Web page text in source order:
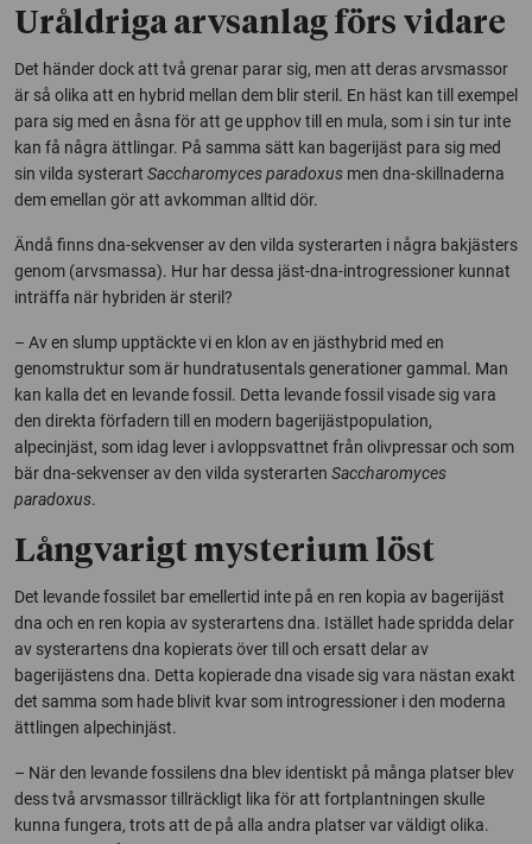
Uråldriga arvsanlag förs vidare
Det händer dock att två grenar parar sig, men att deras arvsmassor
är så olika att en hybrid mellan dem blir steril. En häst kan till exempel
para sig med en åsna för att ge upphov till en mula, som i sin tur inte
kan få några ättlingar. På samma sätt kan bagerijäst para sig med
sin vilda systerart Saccharomyces paradoxus men dna-skillnaderna
dem emellan gör att avkomman alltid dör.
Ändå finns dna-sekvenser av den vilda systerarten i några bakjästers
genom (arvsmassa). Hur har dessa jäst-dna-introgressioner kunnat
inträffa när hybriden är steril?
– Av en slump upptäckte vi en klon av en jästhybrid med en
genomstruktur som är hundratusentals generationer gammal. Man
kan kalla det en levande fossil. Detta levande fossil visade sig vara
den direkta förfadern till en modern bagerijästpopulation,
alpecinjäst, som idag lever i avloppsvattnet från olivpressar och som
bär dna-sekvenser av den vilda systerarten Saccharomyces
paradoxus.
Långvarigt mysterium löst
Det levande fossilet bar emellertid inte på en ren kopia av bagerijäst
dna och en ren kopia av systerartens dna. Istället hade spridda delar
av systerartens dna kopierats över till och ersatt delar av
bagerijästens dna. Detta kopierade dna visade sig vara nästan exakt
det samma som hade blivit kvar som introgressioner i den moderna
ättlingen alpechinjäst.
– När den levande fossilens dna blev identiskt på många platser blev
dess två arvsmassor tillräckligt lika för att fortplantningen skulle
kunna fungera, trots att de på alla andra platser var väldigt olika.